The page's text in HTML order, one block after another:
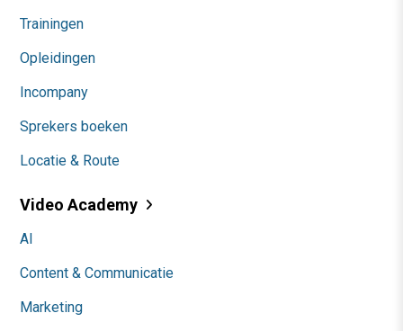
Trainingen
Opleidingen
Incompany
Sprekers boeken
Locatie & Route
Video Academy
AI
Content & Communicatie
Marketing